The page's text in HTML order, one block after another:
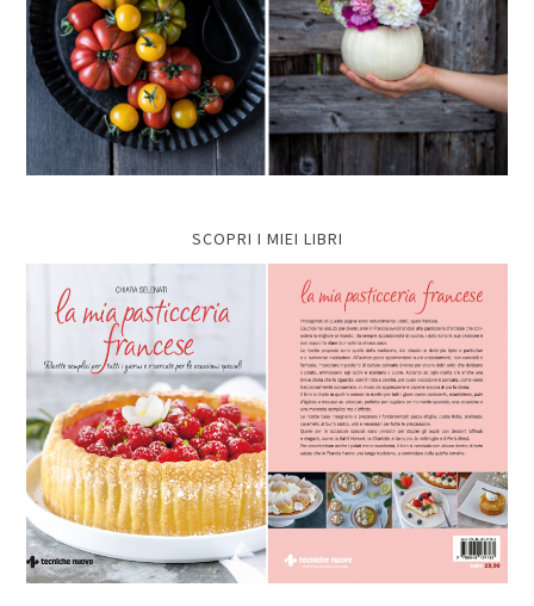
SCOPRI I MIEI LIBRI